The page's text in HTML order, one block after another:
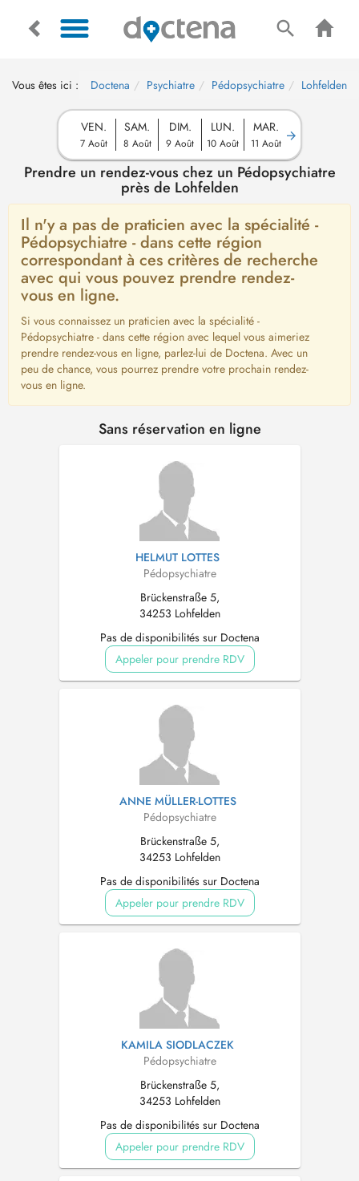
Vous êtes ici : Doctena Psychiatre Pédopsychiatre Lohfelden
VEN.
7 Août
SAM.
8 Août
DIM.
9 Août
LUN.
10 Août
MAR.
11 Août
Prendre un rendez-vous chez un Pédopsychiatre
près de Lohfelden
Il n'y a pas de praticien avec la spécialité -
Pédopsychiatre - dans cette région
correspondant à ces critères de recherche
avec qui vous pouvez prendre rendez-
vous en ligne.
Si vous connaissez un praticien avec la spécialité -
Pédopsychiatre - dans cette région avec lequel vous aimeriez
prendre rendez-vous en ligne, parlez-lui de Doctena. Avec un
peu de chance, vous pourrez prendre votre prochain rendez-
vous en ligne.
Sans réservation en ligne
HELMUT LOTTES
Pédopsychiatre
Brückenstraße 5,
34253 Lohfelden
Pas de disponibilités sur Doctena
Appeler pour prendre RDV
ANNE MÜLLER-LOTTES
Pédopsychiatre
Brückenstraße 5,
34253 Lohfelden
Pas de disponibilités sur Doctena
Appeler pour prendre RDV
KAMILA SIODLACZEK
Pédopsychiatre
Brückenstraße 5,
34253 Lohfelden
Pas de disponibilités sur Doctena
Appeler pour prendre RDV